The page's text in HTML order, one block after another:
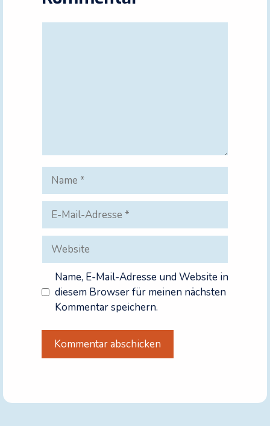
Name
Mail-
Adresse
Website
Name, E-Mail-Adresse und Website in
diesem Browser für meinen nächsten
Kommentar speichern.
t